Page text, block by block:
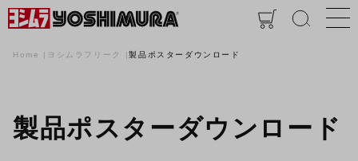
Home ヨシムラフリーク 製品ポスターダウンロード
製品ポスターダウンロード